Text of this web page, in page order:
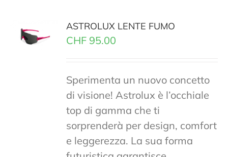
ASTROLUX LENTE FUMO
CHF 95.00
Sperimenta un nuovo concetto
di visione! Astrolux è l’occhiale
top di gamma che ti
sorprenderà per design, comfort
e leggerezza. La sua forma